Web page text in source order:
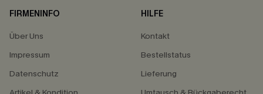
FIRMENINFO
Über Uns
Impressum
Datenschutz
HILFE
Kontakt
Bestellstatus
Lieferung